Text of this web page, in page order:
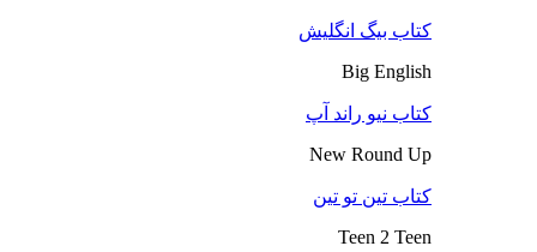
کتاب بیگ انگلیش
Big English
کتاب نیو راند آپ
New Round Up
کتاب تین تو تین
Teen 2 Teen